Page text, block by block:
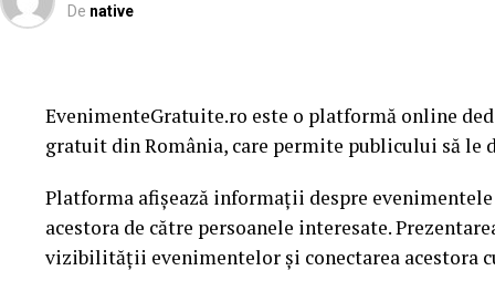
De native
EvenimenteGratuite.ro este o platformă online
gratuit din România, care permite publicului să le
Platforma afișează informații despre
acestora de către persoanele interesate.
vizibilității evenimentelor și conectarea acestora